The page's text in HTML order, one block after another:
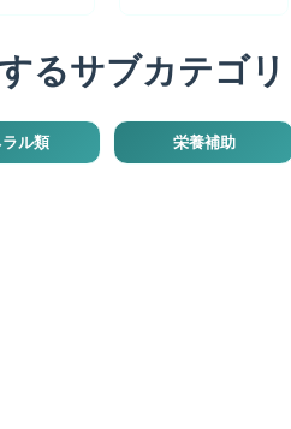
るサブカテゴリ
ラル類 栄養補助